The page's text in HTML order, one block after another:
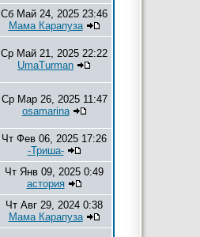
Сб Май 24, 2025 23:46
Мама Карапуза
Ср Май 21, 2025 22:22
UmaTurman
Ср Мар 26, 2025 11:47
osamarina
Чт Фев 06, 2025 17:26
-Триша-
Чт Янв 09, 2025 0:49
астория
Чт Авг 29, 2024 0:38
Мама Карапуза